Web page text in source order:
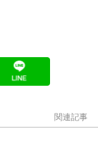
関連記事